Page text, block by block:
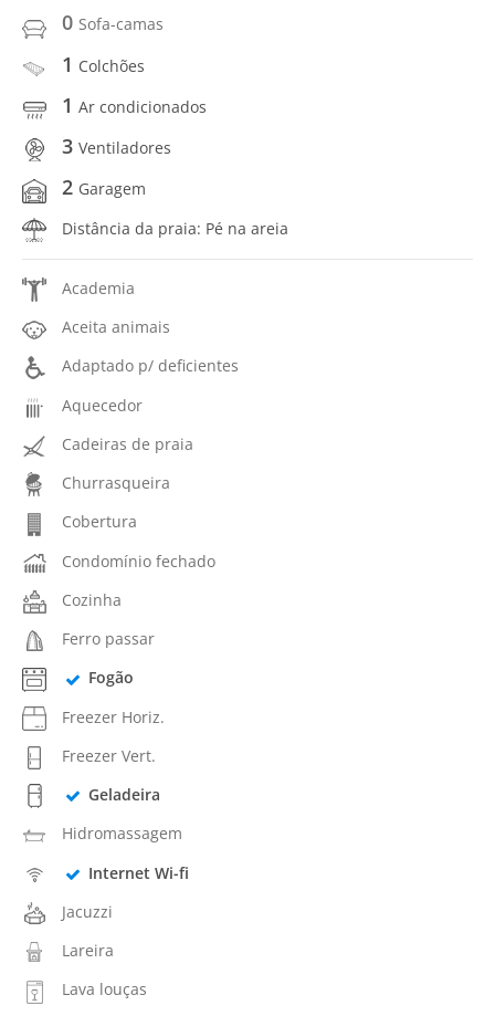
0 Sofa-camas
1 Colchões
1 Ar condicionados
3 Ventiladores
2 Garagem
Distância da praia: Pé na areia
Academia
Aceita animais
Adaptado p/ deficientes
Aquecedor
Cadeiras de praia
Churrasqueira
Cobertura
Condomínio fechado
Cozinha
Ferro passar
Fogão
Freezer Horiz.
Freezer Vert.
Geladeira
Hidromassagem
Internet Wi-fi
Jacuzzi
Lareira
Lava louças